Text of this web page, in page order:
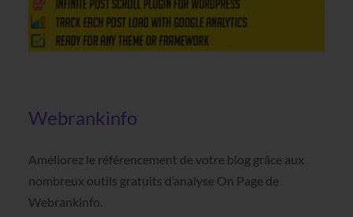
Webrankinfo
Améliorez le référencement de votre blog grâce aux
nombreux outils gratuits d’analyse On Page de
Webrankinfo.